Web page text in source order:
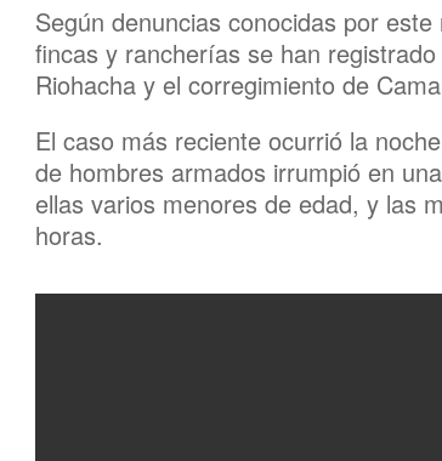
Según denuncias conocidas por
fincas y rancherías se han
Riohacha y el corregimiento de
El caso más reciente ocurrió la
de hombres armados irrumpió en
ellas varios menores de edad, y las
horas.